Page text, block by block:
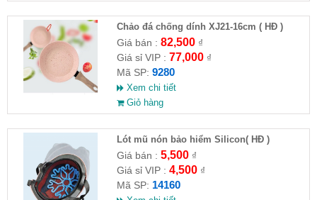
Chảo đá chống dính XJ21-16cm ( HĐ )
Giá bán : 82,500₫
Giá sỉ VIP : 77,000₫
Mã SP: 9280
Xem chi tiết
Giỏ hàng
Lót mũ nón bảo hiểm Silicon( HĐ )
Giá bán : 5,500₫
Giá sỉ VIP : 4,500₫
Mã SP: 14160